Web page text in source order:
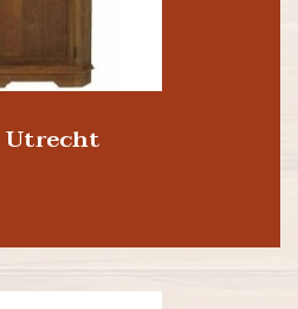
Utrecht